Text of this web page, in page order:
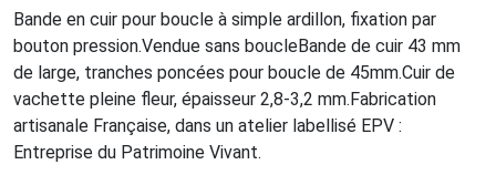
Bande en cuir pour boucle à simple ardillon, fixation par
bouton pression.Vendue sans boucleBande de cuir 43 mm
de large, tranches poncées pour boucle de 45mm.Cuir de
vachette pleine fleur, épaisseur 2,8-3,2 mm.Fabrication
artisanale Française, dans un atelier labellisé EPV :
Entreprise du Patrimoine Vivant.